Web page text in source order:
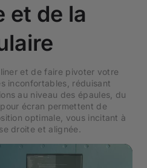
et de la
et de faire pivoter votre
inconfortables, réduisant
au niveau des épaules, du
écran permettent de
optimale, vous incitant à
droite et alignée.